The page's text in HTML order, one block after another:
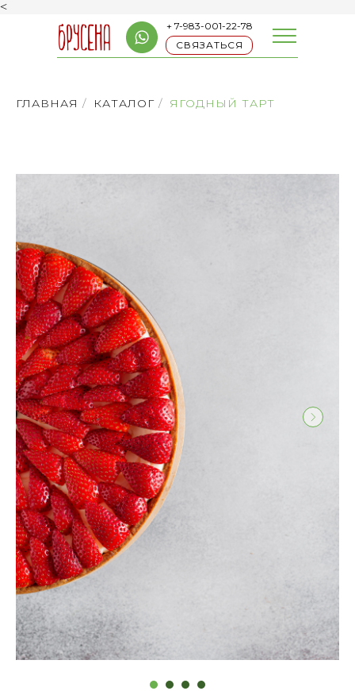
<
+ 7-983-001-22-78
СВЯЗАТЬСЯ
ГЛАВНАЯ / КАТАЛОГ / ЯГОДНЫЙ ТАРТ